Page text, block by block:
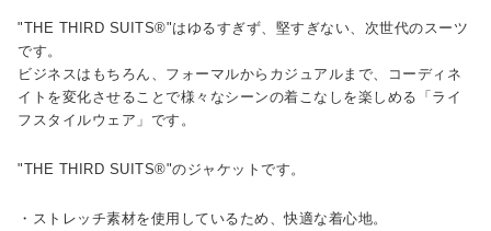
"THE THIRD SUITS®"はゆるすぎず、堅すぎない、次世代のスーツ
です。
ビジネスはもちろん、フォーマルからカジュアルまで、コーディネ
イトを変化させることで様々なシーンの着こなしを楽しめる「ライ
フスタイルウェア」です。
"THE THIRD SUITS®"のジャケットです。
・ストレッチ素材を使用しているため、快適な着心地。